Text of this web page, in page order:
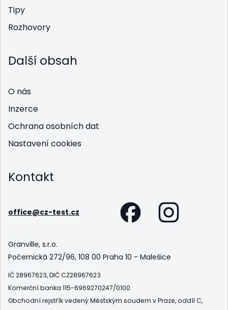
Tipy
Rozhovory
Další obsah
O nás
Inzerce
Ochrana osobních dat
Nastavení cookies
Kontakt
office@cz-test.cz
Granville, s.r.o.
Počernická 272/96, 108 00 Praha 10 - Malešice
IČ 28967623, DIČ CZ28967623
Komerční banka 115-6969270247/0100
Obchodní rejstřík vedený Městským soudem v Praze, oddíl C,